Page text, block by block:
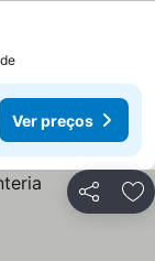
Ver preços
Partilhar